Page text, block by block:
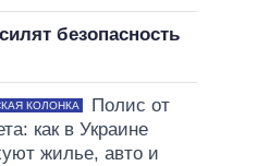
безопасность
КОЛОНКА
Полис от
как в Украине
жилье, авто и